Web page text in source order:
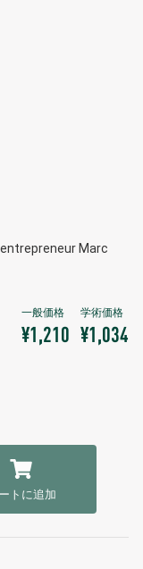
Marc
¥1,210 ¥1,034
トに追加